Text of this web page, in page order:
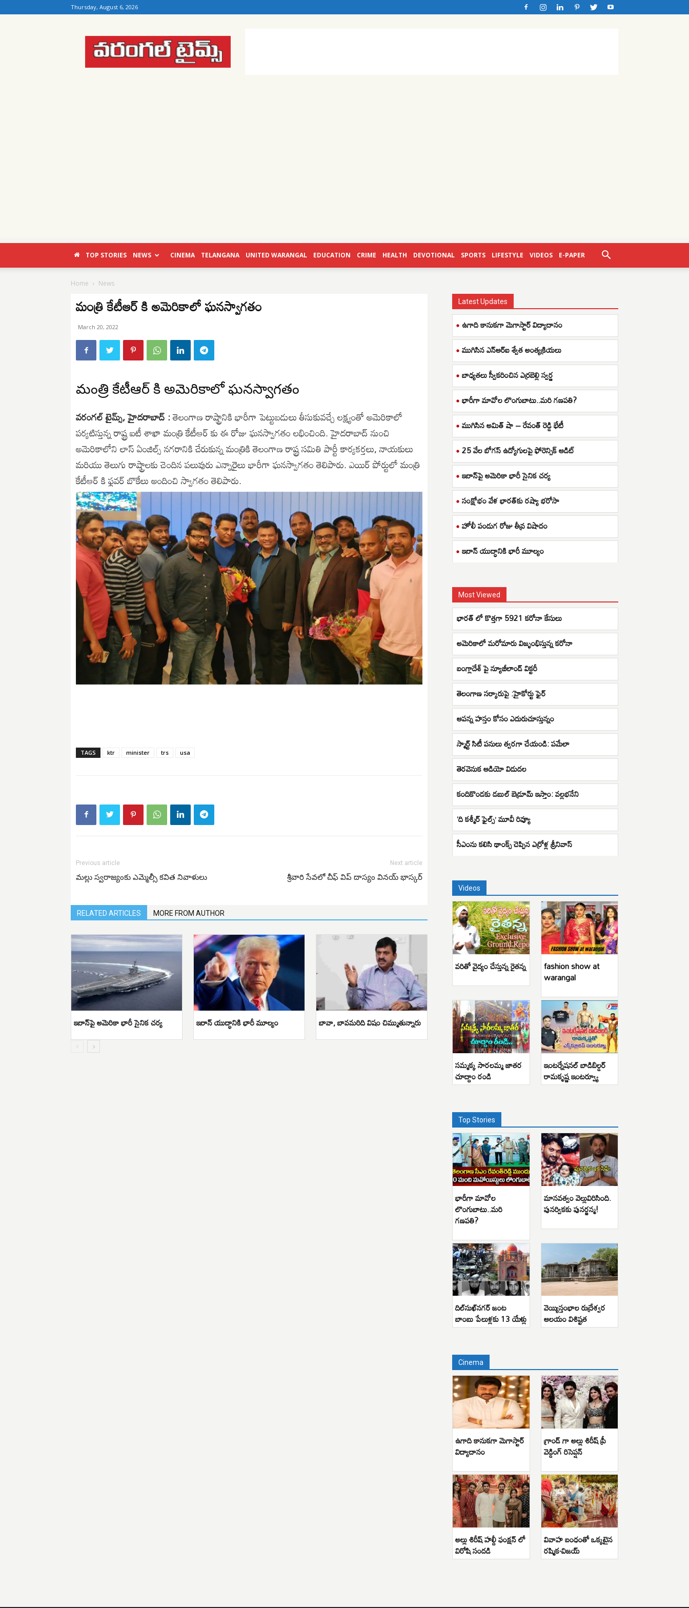
Thursday, August 6, 2026
Warangal
Times
TOP STORIES NEWS CINEMA TELANGANA UNITED WARANGAL EDUCATION CRIME HEALTH DEVOTIONAL SPORTS LIFESTYLE VIDEOS E-PAPER
Home News
మంత్రి కేటీఆర్ కి అమెరికాలో ఘనస్వాగతం
March 20, 2022
మంత్రి కేటీఆర్ కి అమెరికాలో ఘనస్వాగతం
వరంగల్ టైమ్స్, హైదరాబాద్ :తెలంగాణ రాష్ట్రానికి భారీగా పెట్టుబడులు తీసుకువచ్చే లక్ష్యంతో అమెరికాలో
పర్యటిస్తున్న రాష్ట్ర ఐటీ శాఖా మంత్రి కేటీఆర్ కు ఈ రోజు ఘనస్వాగతం లభించింది. హైదరాబాద్ నుంచి
అమెరికాలోని లాస్ ఏంజిల్స్ నగరానికి చేరుకున్న మంత్రికి తెలంగాణ రాష్ట్ర సమితి పార్టీ కార్యకర్తలు, నాయకులు
మరియు తెలుగు రాష్ట్రాలకు చెందిన పలువురు ఎన్నారైలు భారీగా ఘనస్వాగతం తెలిపారు. ఎయిర్ పోర్టులో మంత్రి
కేటీఆర్ కి ఫ్లవర్ బొకేలు అందించి స్వాగతం తెలిపారు.
TAGS ktr minister trs usa
Previous article
మల్లు స్వరాజ్యంకు ఎమ్మెల్సీ కవిత నివాళులు
Next article
శ్రీవారి సేవలో చీఫ్ విప్ దాస్యం వినయ్ భాస్కర్
RELATED ARTICLES MORE FROM AUTHOR
ఇరాన్‌పై అమెరికా భారీ సైనిక చర్య ఇరాన్ యుద్ధానికి భారీ మూల్యం బావా, బావమరిది విషం చిమ్ముతున్నారు
Latest Updates
ఉగాది కానుకగా మెగాస్టార్ విద్యాదానం
ముగిసిన ఎన్ఆర్ఐ శ్వేత అంత్యక్రియలు
బాధ్యతలు స్వీకరించిన ఎర్రబెల్లి స్వర్ణ
భారీగా మావోల లొంగుబాటు..మరి గణపతి?
ముగిసిన అమిత్ షా – రేవంత్ రెడ్డి భేటీ
25 వేల బోగస్ ఉద్యోగులపై ఫోరెన్సిక్ ఆడిట్
ఇరాన్‌పై అమెరికా భారీ సైనిక చర్య
సంక్షోభం వేళ భారత్‌కు రష్యా భరోసా
హోలీ పండుగ రోజు తీవ్ర విషాదం
ఇరాన్ యుద్ధానికి భారీ మూల్యం
Most Viewed
భారత్ లో కొత్తగా 5921 కరోనా కేసులు
అమెరికాలో మరోమారు విజృంభిస్తున్న కరోనా
బంగ్లాదేశ్ పై న్యూజీలాండ్ విక్టరీ
తెలంగాణ సర్కారుపై :హైకోర్టు ఫైర్
ఆపన్న హస్తం కోసం ఎదురుచూస్తున్నం
స్మార్ట్ సిటీ పనులు త్వరగా చేయండి: పమేలా
తెరవెనుక ఆడియో విడుదల
కందికొండకు డబుల్ బెడ్రూమ్ ఇస్తాం: వల్లభనేని
‘ది కశ్మీర్ ఫైల్స్’ మూవీ రివ్యూ
సీఎంను కలిసి థాంక్స్ చెప్పిన ఎర్రోళ్ల శ్రీనివాస్
Videos
వరితో వైద్యం చేస్తున్న రైతన్న fashion show at
warangal
సమ్మక్క సారలమ్మ జాతర
చూద్దాం రండి
ఇంటర్నేషనల్ బాడిబిల్డర్
రామకృష్ణ ఇంటర్వ్యూ
Top Stories
భారీగా మావోల
లొంగుబాటు..మరి
గణపతి?
మానవత్వం వెల్లువిరిసింది.
పునర్వికకు పునర్జన్మ!
దిల్‌సుఖ్‌నగర్ జంట
బాంబు పేలుళ్లకు 13 యేళ్లు
వెయ్యిస్తంభాల రుద్రేశ్వర
ఆలయం విశిష్టత
Cinema
ఉగాది కానుకగా మెగాస్టార్
విద్యాదానం
గ్రాండ్ గా అల్లు శిరీష్ ప్రీ
వెడ్డింగ్ రిసెప్షన్
అల్లు శిరీష్ హల్దీ ఫంక్షన్ లో
విరోషి సందడి
వివాహ బంధంతో ఒక్కటైన
రష్మిక-విజయ్